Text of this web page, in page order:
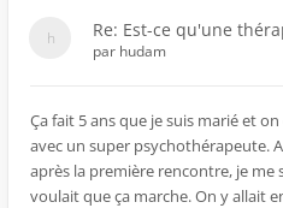
Re: Est-ce qu'une
par hudam
Ça fait 5 ans que je suis marié et
avec un super psychothérapeute.
après la première rencontre, je me
voulait que ça marche. On y allait